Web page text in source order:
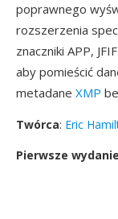
poprawnego
rozszerzenia
znaczniki APP,
aby pomieścić
metadane XMP
Twórca: Eric
Pierwsze wydanie